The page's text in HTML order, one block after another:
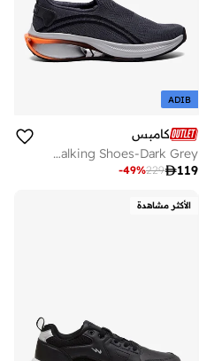
ADIB
كامبس
Men Covert Classic Motion Massage Slip-On Walking Shoes-Dark Grey
119
229
-49%
الأكثر مشاهدة